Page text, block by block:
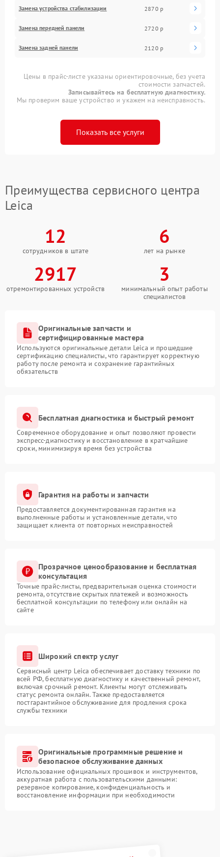
Замена устройства стабилизации 2870 р
Замена передней панели 2720 р
Замена задней панели 2120 р
Цены в прайс-листе указаны ориентировочные, без учета
стоимости запчастей.
Записывайтесь на бесплатную диагностику.
Мы проверим ваше устройство и укажем на неисправность.
Показать все услуги
Преимущества сервисного центра
Leica
12
сотрудников в штате
6
лет на рынке
2917
отремонтированных устройств
3
минимальный опыт работы
специалистов
Оригинальные запчасти и
сертифицированные мастера
Используются оригинальные детали Leica и прошедшие
сертификацию специалисты, что гарантирует корректную
работу после ремонта и сохранение гарантийных
обязательств
Бесплатная диагностика и быстрый ремонт
Современное оборудование и опыт позволяют провести
экспресс-диагностику и восстановление в кратчайшие
сроки, минимизируя время без устройства
Гарантия на работы и запчасти
Предоставляется документированная гарантия на
выполненные работы и установленные детали, что
защищает клиента от повторных неисправностей
Прозрачное ценообразование и бесплатная
консультация
Точные прайс-листы, предварительная оценка стоимости
ремонта, отсутствие скрытых платежей и возможность
бесплатной консультации по телефону или онлайн на
сайте
Широкий спектр услуг
Сервисный центр Leica обеспечивает доставку техники по
всей РФ, бесплатную диагностику и качественный ремонт,
включая срочный ремонт. Клиенты могут отслеживать
статус ремонта онлайн. Также предоставляется
постгарантийное обслуживание для продления срока
службы техники
Оригинальные программные решение и
безопасное обслуживание данных
Использование официальных прошивок и инструментов,
аккуратная работа с пользовательскими данными:
резервное копирование, конфиденциальность и
восстановление информации при необходимости